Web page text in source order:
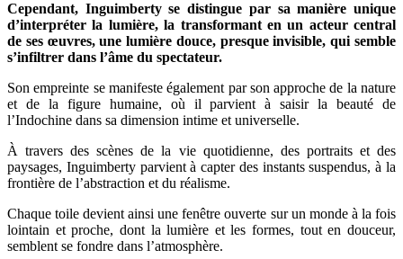
Cependant, Inguimberty se distingue par sa manière unique
d’interpréter la lumière, la transformant en un acteur central
de ses œuvres, une lumière douce, presque invisible, qui semble
s’infiltrer dans l’âme du spectateur.
Son empreinte se manifeste également par son approche de la nature
et de la figure humaine, où il parvient à saisir la beauté de
l’Indochine dans sa dimension intime et universelle.
À travers des scènes de la vie quotidienne, des portraits et des
paysages, Inguimberty parvient à capter des instants suspendus, à la
frontière de l’abstraction et du réalisme.
Chaque toile devient ainsi une fenêtre ouverte sur un monde à la fois
lointain et proche, dont la lumière et les formes, tout en douceur,
semblent se fondre dans l’atmosphère.